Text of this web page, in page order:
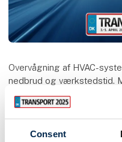
Consent
Overvågning af HVAC-
nedbrud og værkstedstid.
en mere stabil,
den kollektive transport.
Speaker